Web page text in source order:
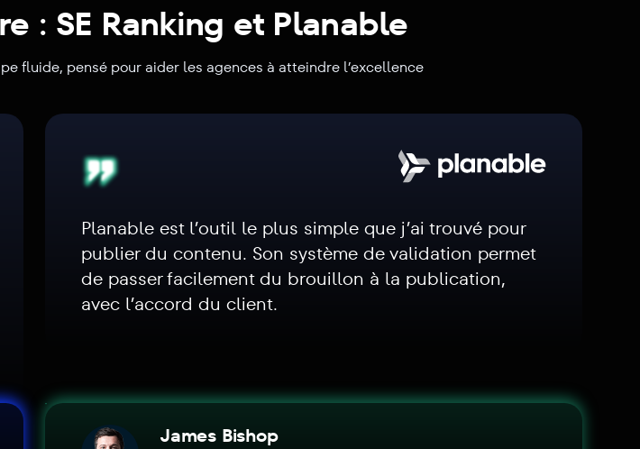
: SE Ranking et Planable
fluide, pensé pour aider les agences à atteindre l’excellence
Planable est l’outil le plus simple que j’ai trouvé pour
publier du contenu. Son système de validation permet
de passer facilement du brouillon à la publication,
avec l’accord du client.
James Bishop